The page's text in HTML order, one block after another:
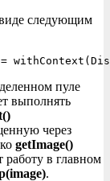
следующим
пуле
выполнять
через
getImage()
работу в главном
.